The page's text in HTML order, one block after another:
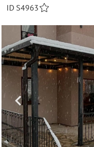
ID S4963